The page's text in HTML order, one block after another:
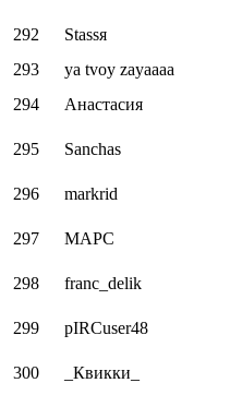
292 Stassя
293
ya tvoy zayaaaa
294
Анастасия
295 Sanchas
296 markrid
297 MAPC
298 franc_delik
299 pIRCuser48
300 _Квикки_